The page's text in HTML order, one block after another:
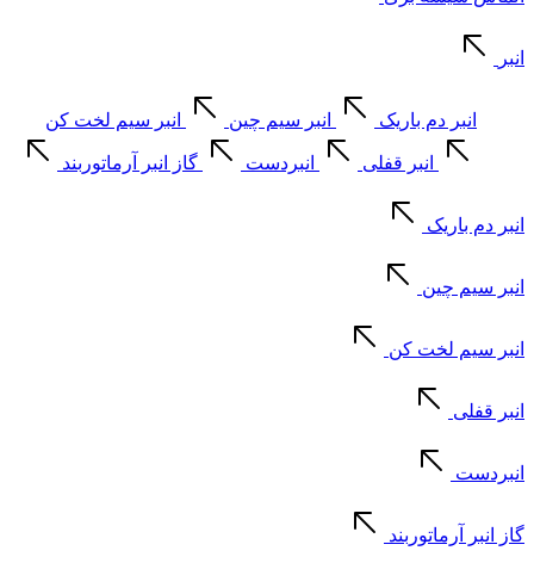
انبر
انبر دم باریک انبر سیم چین انبر سیم لخت کن
انبر قفلی انبردست گاز انبر آرماتوربند
انبر دم باریک
انبر سیم چین
انبر سیم لخت کن
انبر قفلی
انبردست
گاز انبر آرماتوربند